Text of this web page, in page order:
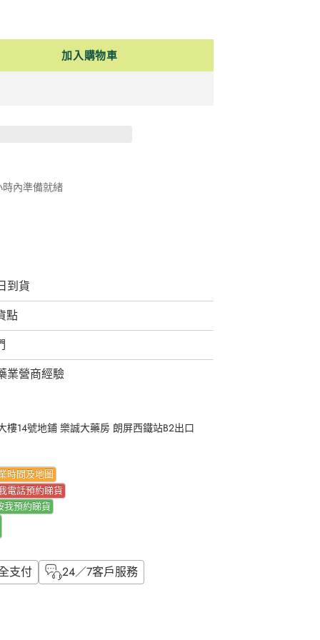
加入購物車
內準備就緒
到貨
點
業營商經驗
樓14號地鋪 樂誠大藥房 朗屏西鐵站B2出口
時間及地圖
電話預約睇貨
我預約睇貨
支付
24／7客戶服務